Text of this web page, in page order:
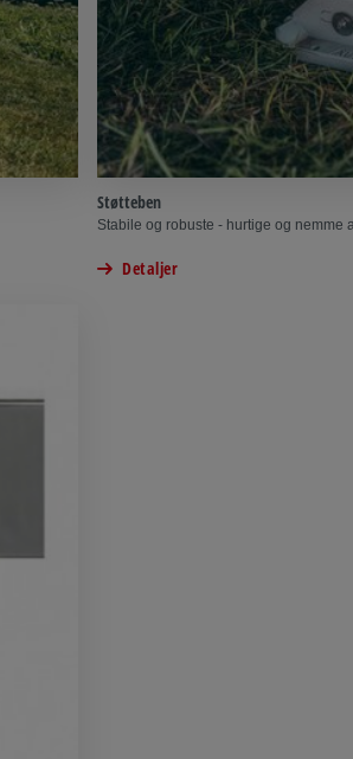
Støtteben
Stabile og robuste - hurtige og nemme
Detaljer